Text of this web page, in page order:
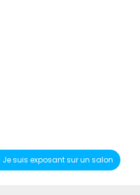
Je suis exposant sur un salon